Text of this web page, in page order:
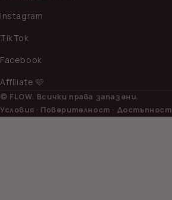
Instagram
TikTok
Facebook
Affiliate 🩷
© FLOW. Всички права запазени.
Условия · Поверителност · Достъпност